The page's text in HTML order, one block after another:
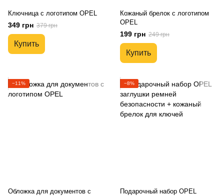
Ключница с логотипом OPEL
349 грн 379 грн
Купить
Кожаный брелок с логотипом
OPEL
199 грн 249 грн
Купить
−11%
Обложка для документов с
−8%
Подарочный набор OPEL